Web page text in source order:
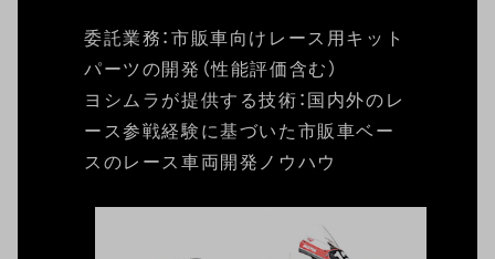
委託業務：市販車向けレース用キット
パーツの開発（性能評価含む）
ヨシムラが提供する技術：国内外のレ
ース参戦経験に基づいた市販車ベー
スのレース車両開発ノウハウ